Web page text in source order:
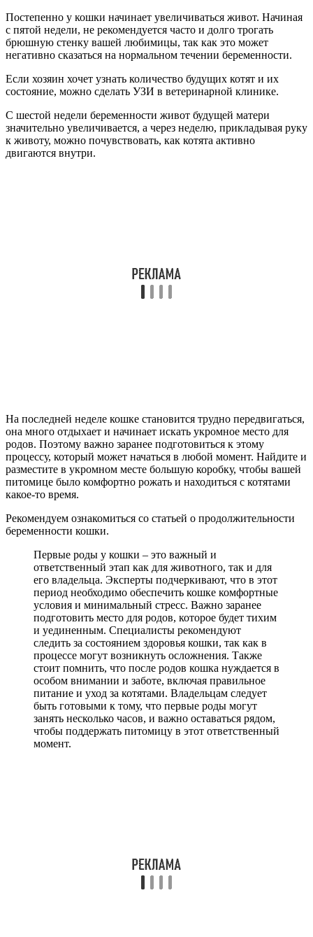
Постепенно у кошки начинает увеличиваться живот. Начиная
с пятой недели, не рекомендуется часто и долго трогать
брюшную стенку вашей любимицы, так как это может
негативно сказаться на нормальном течении беременности.
Если хозяин хочет узнать количество будущих котят и их
состояние, можно сделать УЗИ в ветеринарной клинике.
С шестой недели беременности живот будущей матери
значительно увеличивается, а через неделю, прикладывая руку
к животу, можно почувствовать, как котята активно
двигаются внутри.
На последней неделе кошке становится трудно передвигаться,
она много отдыхает и начинает искать укромное место для
родов. Поэтому важно заранее подготовиться к этому
процессу, который может начаться в любой момент. Найдите и
разместите в укромном месте большую коробку, чтобы вашей
питомице было комфортно рожать и находиться с котятами
какое-то время.
Рекомендуем ознакомиться со статьей о продолжительности
беременности кошки.
Первые роды у кошки – это важный и
ответственный этап как для животного, так и для
его владельца. Эксперты подчеркивают, что в этот
период необходимо обеспечить кошке комфортные
условия и минимальный стресс. Важно заранее
подготовить место для родов, которое будет тихим
и уединенным. Специалисты рекомендуют
следить за состоянием здоровья кошки, так как в
процессе могут возникнуть осложнения. Также
стоит помнить, что после родов кошка нуждается в
особом внимании и заботе, включая правильное
питание и уход за котятами. Владельцам следует
быть готовыми к тому, что первые роды могут
занять несколько часов, и важно оставаться рядом,
чтобы поддержать питомицу в этот ответственный
момент.